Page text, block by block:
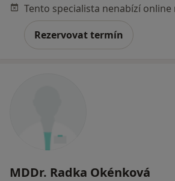
Rezervovat termín
MDDr. Radka Okénková